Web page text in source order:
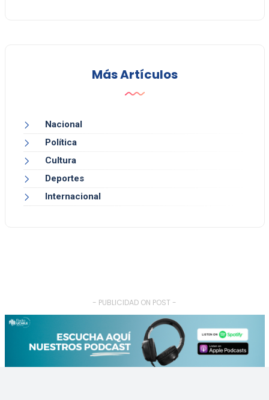
Más Artículos
Nacional
Política
Cultura
Deportes
Internacional
- PUBLICIDAD ON POST -